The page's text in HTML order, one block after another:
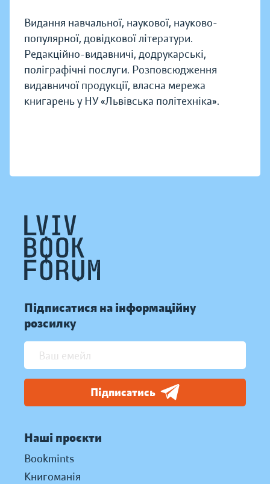
Видання навчальної, наукової, науково-
популярної, довідкової літератури.
Редакційно-видавничі, додрукарські,
поліграфічні послуги. Розповсюдження
видавничої продукції, власна мережа
книгарень у НУ «Львівська політехніка».
Підписатися на інформаційну
розсилку
Підписатись
Наші проєкти
Bookmints
Книгоманія